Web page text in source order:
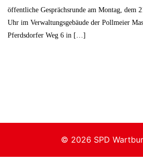
öffentliche Gesprächsrunde am Montag, dem
Uhr im Verwaltungsgebäude der Pollmeier
Pferdsdorfer Weg 6 in […]
© 2026 SPD